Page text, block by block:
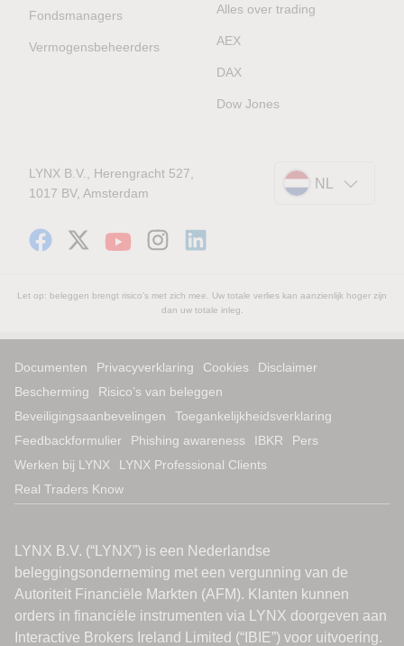
Fondsmanagers
Vermogensbeheerders
Alles over trading
AEX
DAX
Dow Jones
LYNX B.V., Herengracht 527,
1017 BV, Amsterdam
NL
Let op: beleggen brengt risico's met zich mee. Uw totale verlies kan aanzienlijk hoger zijn
dan uw totale inleg.
Documenten Privacyverklaring Cookies
Disclaimer
Bescherming
Risico’s van beleggen
Beveiligingsaanbevelingen
Toegankelijkheidsverklaring
Feedbackformulier
Phishing awareness IBKR
Pers
Werken bij LYNX
LYNX Professional Clients
Real Traders Know